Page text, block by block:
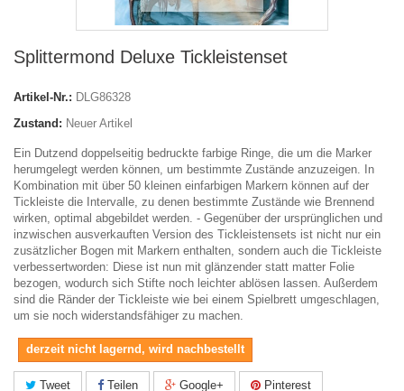
Splittermond Deluxe Tickleistenset
Artikel-Nr.: DLG86328
Zustand: Neuer Artikel
Ein Dutzend doppelseitig bedruckte farbige Ringe, die um die Marker
herumgelegt werden können, um bestimmte Zustände anzuzeigen. In
Kombination mit über 50 kleinen einfarbigen Markern können auf der
Tickleiste die Intervalle, zu denen bestimmte Zustände wie Brennend
wirken, optimal abgebildet werden. - Gegenüber der ursprünglichen und
inzwischen ausverkauften Version des Tickleistensets ist nicht nur ein
zusätzlicher Bogen mit Markern enthalten, sondern auch die Tickleiste
verbessertworden: Diese ist nun mit glänzender statt matter Folie
bezogen, wodurch sich Stifte noch leichter ablösen lassen. Außerdem
sind die Ränder der Tickleiste wie bei einem Spielbrett umgeschlagen,
um sie noch widerstandsfähiger zu machen.
derzeit nicht lagernd, wird nachbestellt
Tweet Teilen Google+ Pinterest